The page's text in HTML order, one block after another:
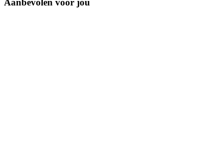
Aanbevolen voor jou